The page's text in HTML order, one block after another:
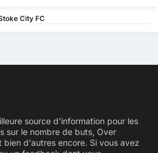
City FC
source d'information pour les
sur le nombre de buts, Over
bien d'autres encore. Si vous avez